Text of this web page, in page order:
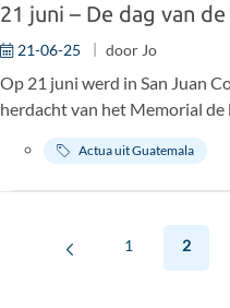
21 juni – De dag van
21-06-25 door Jo
Op 21 juni werd in San Juan
herdacht van het Memorial
Forzada, het gedenkteken
verdwijning. Diezelfde datum
Actua uit Guatemala
1 2